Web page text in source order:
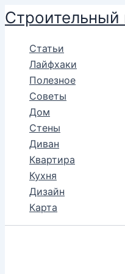
Перейти
к
содержимому
Строительный
Статьи
Лайфхаки
Полезное
Советы
Дом
Стены
Диван
Квартира
Кухня
Дизайн
Карта